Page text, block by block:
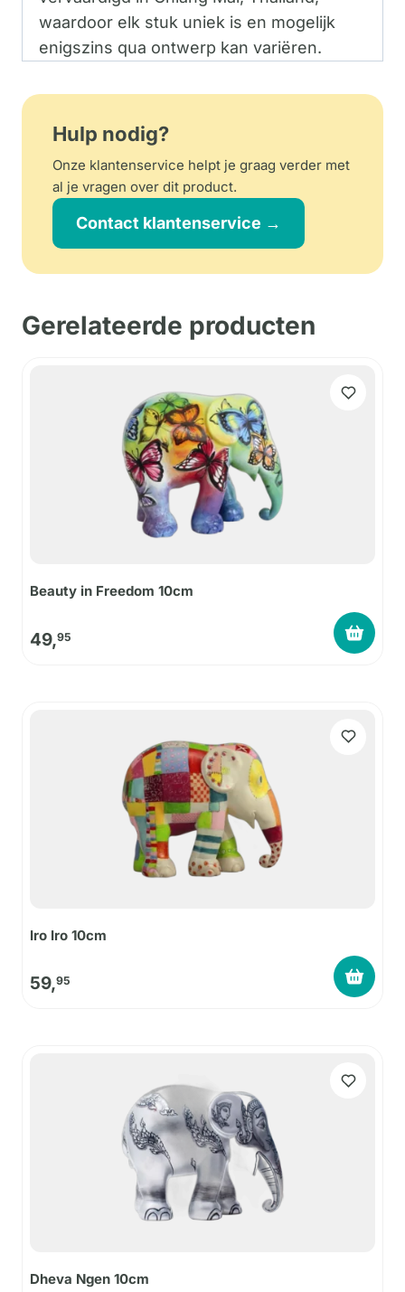
waardoor elk stuk uniek is en mogelijk
enigszins qua ontwerp kan variëren.
Hulp nodig?
Onze klantenservice helpt je graag verder met
al je vragen over dit product.
Contact klantenservice →
Gerelateerde producten
Beauty in Freedom 10cm
49,95
Iro Iro 10cm
59,95
Dheva Ngen 10cm